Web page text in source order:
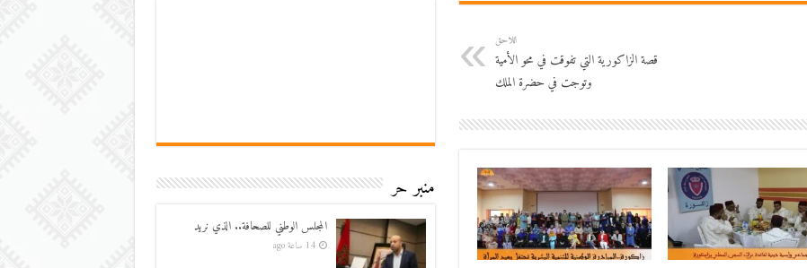
اللاحق
قصة الزاكورية التي تفوقت في محو الأمية
وتوجت في حضرة الملك
منبر حر
المجلس الوطني للصحافة.. الذي نريد
14 ساعة ago